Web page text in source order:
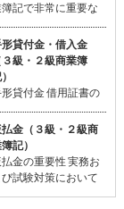
業員に対する立替金
出題されることがあ
について理解してお
体的な取引例 例：従
人的な支出65,000円
支払う。 仕訳： 借
円 貸方：現金
金」の概念 契約や注
付金を支払うこと
た時点では品物の受
いないため、「一時
いるお金」として扱
は資産勘定に計上さ
を受け取る権利を持
「前払金」の特性 仕
確定しているわけで
物が手に入らなけれ
を返金してもらうこ
金」という用語も同
とがある。 取引例
記で非常に重要な
。 製造間接費を予
算で計算する際に
対策として配賦差異
賦差異の定義 配賦差
の予定配賦額（正常
額との差額。 この
管理やコスト管理
連用語 「実際配
率」、「製造間接
など。 配賦差異には
操業度差異」の2種
異の計算方法 予定
貸付金・借入金
３級・２級商業簿
貸付金 借用証書の
りに約束手形を使
権。 資産に分類さ
ない場合は、「貸付
用証書の代わりに約
われる借入債務。 負
手形を使わない場合
金（３級・２級商
記）
金の重要性 実務お
び試験対策において
な科目。 簿記3級以